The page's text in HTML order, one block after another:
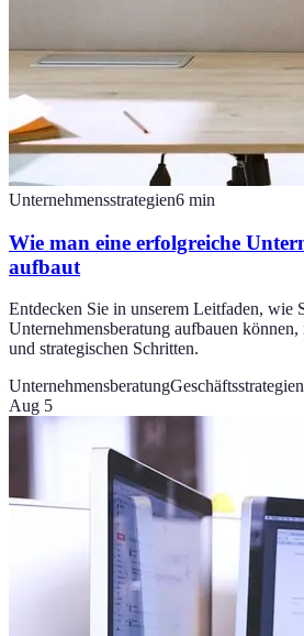
Unternehmensstrategien6 min
Wie man eine erfolgreiche
aufbaut
Entdecken Sie in unserem Leitfaden, wie
Unternehmensberatung aufbauen
und strategischen Schritten.
UnternehmensberatungGeschäftsstrategien
Aug 5